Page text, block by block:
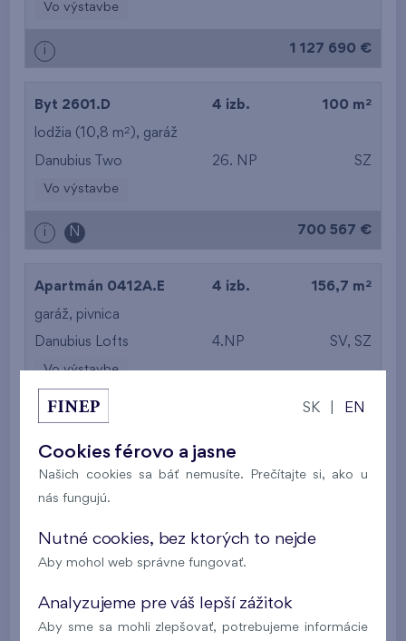
Vo výstavbe
i 1 127 690 €
Byt 2601.D 4 izb. 100 m 2
lodžia (10,8 m2 ), garáž
Danubius Two 26. NP SZ
Vo výstavbe
i N 700 567 €
Apartmán 0412A.E 4 izb. 156,7 m 2
garáž, pivnica
Danubius Lofts 4.NP SV, SZ
Vo výstavbe
869 952 €
Byt 2701.D 4 izb. 100 m
lodžia (10,8 m
i N
SK EN
Cookies férovo a jasne
Našich cookies sa báť nemusíte. Prečítajte si, ako u
nás fungujú.
Nutné cookies, bez ktorých to nejde
Aby mohol web správne fungovať.
Analyzujeme pre váš lepší zážitok
Aby sme sa mohli zlepšovať, potrebujeme informácie